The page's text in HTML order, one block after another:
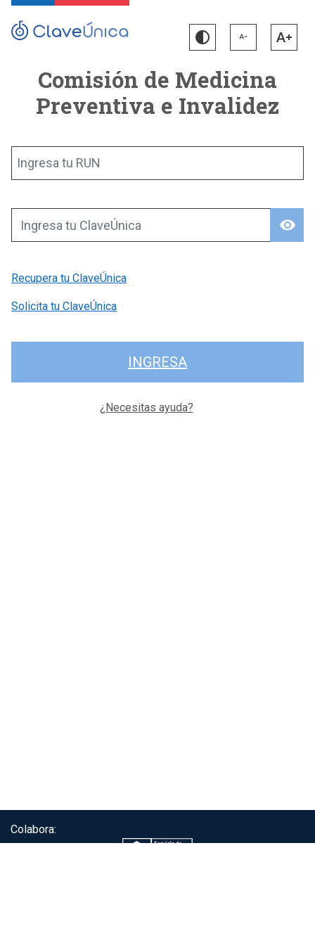
Comisión de Medicina
Preventiva e Invalidez
Ingresa tu RUN
visibility
Ingresa tu ClaveÚnica
Recupera tu ClaveÚnica
Solicita tu ClaveÚnica
INGRESA
¿Necesitas ayuda?
Colabora: